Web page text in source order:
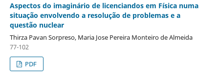
Aspectos do imaginário de licenciandos em Física numa
situação envolvendo a resolução de problemas e a
questão nuclear
Thirza Pavan Sorpreso, Maria Jose Pereira Monteiro de Almeida
77-102
PDF